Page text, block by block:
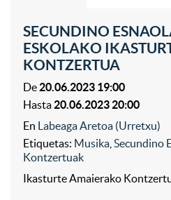
SECUNDINO
ESKOLAKO
KONTZERTUA
De 20.06.2023 19:00
Hasta 20.06.2023 20:00
En Labeaga Aretoa (Urretxu)
Etiquetas: Musika Secundino
Kontzertuak
Ikasturte Amaierako